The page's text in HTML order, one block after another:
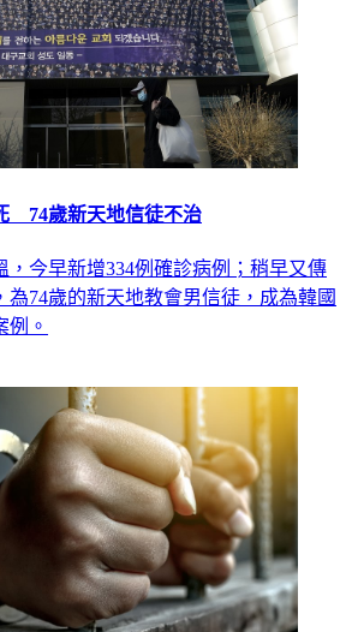
74歲新天地信徒不治
，今早新增334例確診病例；稍早又傳
為74歲的新天地教會男信徒，成為韓國
例。